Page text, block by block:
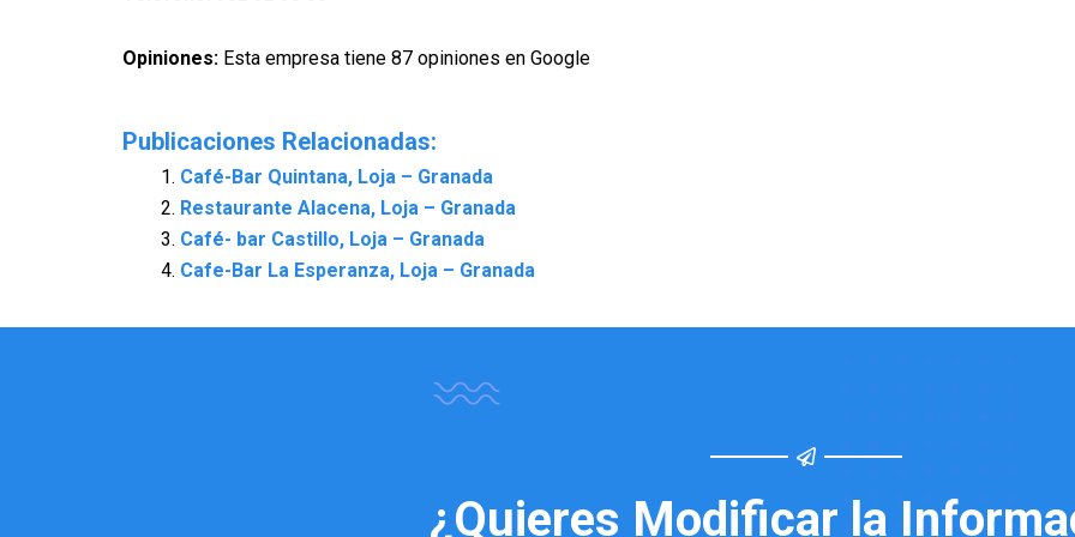
Opiniones: Esta empresa tiene 87 opiniones en Google
Publicaciones Relacionadas:
Café-Bar Quintana, Loja – Granada
Restaurante Alacena, Loja – Granada
Café- bar Castillo, Loja – Granada
Cafe-Bar La Esperanza, Loja – Granada
¿Quieres Modificar la